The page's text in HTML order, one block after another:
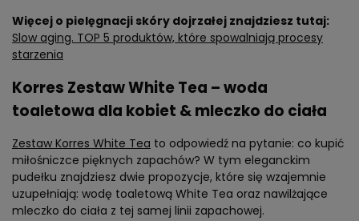
Więcej o pielęgnacji skóry dojrzałej znajdziesz tutaj:
Slow aging. TOP 5 produktów, które spowalniają procesy
starzenia
Korres Zestaw White Tea – woda
toaletowa dla kobiet & mleczko do ciała
Zestaw Korres White Tea to odpowiedź na pytanie: co kupić
miłośniczce pięknych zapachów? W tym eleganckim
pudełku znajdziesz dwie propozycje, które się wzajemnie
uzupełniają: wodę toaletową White Tea oraz nawilżające
mleczko do ciała z tej samej linii zapachowej.